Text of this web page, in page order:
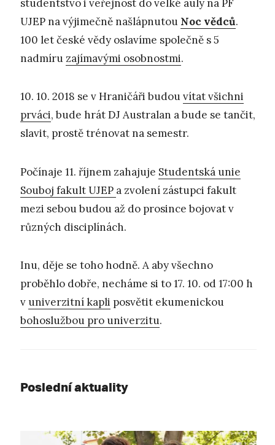
studentstvo i veřejnost do velké auly na PF
UJEP na výjimečně našlápnutou Noc vědců.
100 let české vědy oslavíme společně s 5
nadmíru zajímavými osobnostmi.
10. 10. 2018 se v Hraničáři budouvítat všichni
prváci, bude hrát DJ Australan a bude se tančit,
slavit, prostě trénovat na semestr.
Počínaje 11. říjnem zahajuje Studentská unie
Souboj fakult UJEP a zvolení zástupci fakult
mezi sebou budou až do prosince bojovat v
různých disciplínách.
Inu, děje se toho hodně. A aby všechno
proběhlo dobře, necháme si to 17. 10. od 17:00 h
v univerzitní kapli posvětit ekumenickou
bohoslužbou pro univerzitu.
Poslední aktuality